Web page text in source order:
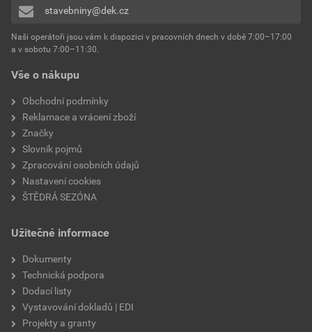
Vše o nákupu
Obchodní podmínky
Reklamace a vrácení zboží
Značky
Slovník pojmů
Zpracování osobních údajů
Nastavení cookies
ŠTĚDRÁ SEZÓNA
Užitečné informace
Dokumenty
Technická podpora
Dodací listy
Vystavování dokladů | EDI
Projekty a granty
stavebniny@dek.cz
Naši operátoři jsou vám k dispozici v pracovních dnech v době 7:00–17:00
a v sobotu 7:00–11:30.